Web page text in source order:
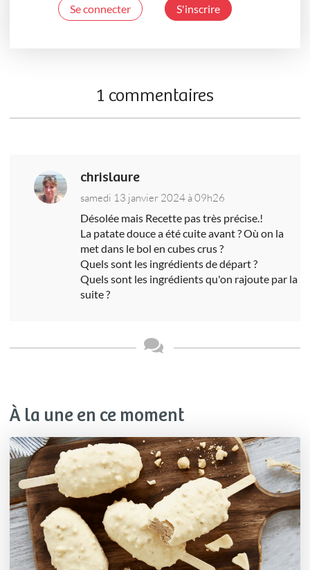
Se connecter S'inscrire
1 commentaires
chrislaure
samedi 13 janvier 2024 à 09h26
Désolée mais Recette pas très précise.!
La patate douce a été cuite avant ? Où on la
met dans le bol en cubes crus ?
Quels sont les ingrédients de départ ?
Quels sont les ingrédients qu'on rajoute par la
suite ?
À la une en ce moment